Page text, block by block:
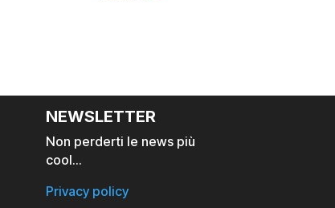
NEWSLETTER
Non perderti le news più
cool…
Privacy policy